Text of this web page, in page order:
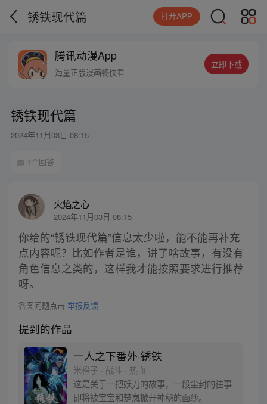
锈铁现代篇 打开APP
腾讯动漫App
海量正版漫画畅快看
立即下载
锈铁现代篇
2024年11月03日 08:15
1个回答
火焰之心
2024年11月03日 08:15
你给的“锈铁现代篇”信息太少啦，能不能再补充
点内容呢？比如作者是谁，讲了啥故事，有没有
角色信息之类的，这样我才能按照要求进行推荐
呀。
答案问题点击 举报反馈
提到的作品
一人之下番外·锈铁
米橙子 · 战斗 · 热血
这是关于一把妖刀的故事，一段尘封的往事
即将被宝宝和楚岚掀开神秘的面纱。